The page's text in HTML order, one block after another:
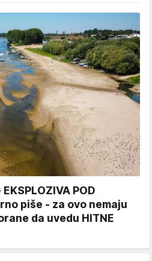
POD
piše - za ovo nemaju
da uvedu HITNE